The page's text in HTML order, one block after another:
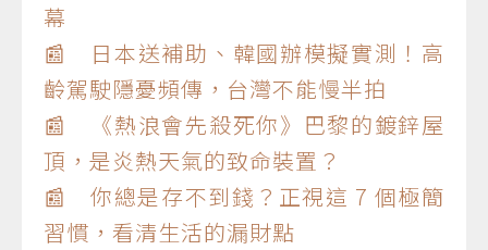
幕
📰 日本送補助、韓國辦模擬實測！高
齡駕駛隱憂頻傳，台灣不能慢半拍
📰 《熱浪會先殺死你》巴黎的鍍鋅屋
頂，是炎熱天氣的致命裝置？
📰 你總是存不到錢？正視這 7 個極簡
習慣，看清生活的漏財點